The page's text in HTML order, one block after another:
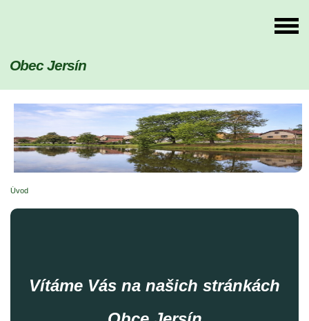
Obec Jersín
Úvod
Vítáme Vás na našich stránkách